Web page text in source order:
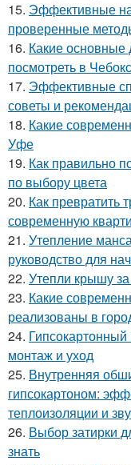
15. Эффективные
проверенные
16. Какие основные
посмотреть в
17. Эффективные
советы и
18. Какие
Уфе
19. Как правильно
по выбору цвета
20. Как превратить
современную
21. Утепление
руководство для
22. Утепли крышу за
23. Какие
реализованы в
24.
монтаж и уход
25. Внутренняя
гипсокартоном:
теплоизоляции и
26. Выбор затирки
знать